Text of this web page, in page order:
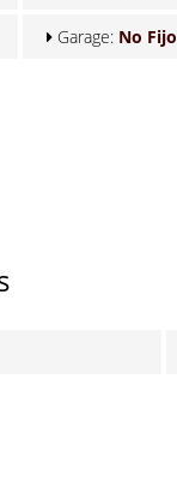
Garage: No Fijo